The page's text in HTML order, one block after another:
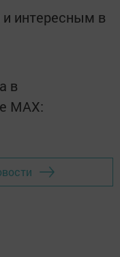
интересным в
в
MАХ: